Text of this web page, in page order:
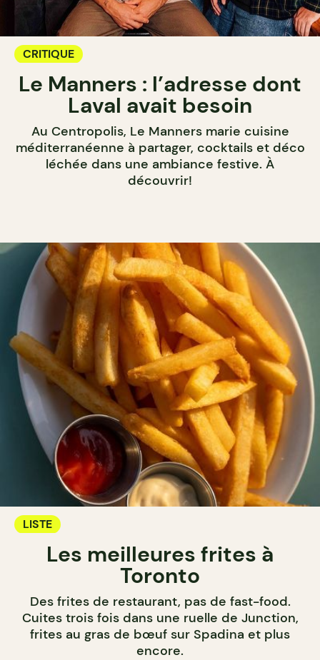
CRITIQUE
Le Manners : l’adresse dont
Laval avait besoin
Au Centropolis, Le Manners marie cuisine
méditerranéenne à partager, cocktails et déco
léchée dans une ambiance festive. À
découvrir!
LISTE
Les meilleures frites à
Toronto
Des frites de restaurant, pas de fast-food.
Cuites trois fois dans une ruelle de Junction,
frites au gras de bœuf sur Spadina et plus
encore.